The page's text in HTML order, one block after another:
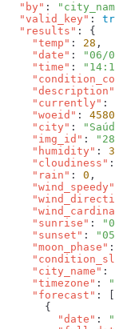
  "by"
:
  "valid_key"
:
  "results"
    "temp"
: 28
    "date"
: "06/
    "time"
:
    "description"
    "currently"
:
    "woeid"
:
    "city"
:
    "img_id"
:
    "humidity"
:
    "cloudiness"
:
    "rain"
: 0
    "wind_speedy"
    "sunrise"
:
    "sunset"
:
    "moon_phase"
:
    "city_name"
:
    "timezone"
:
    "forecast"
        "date"
: